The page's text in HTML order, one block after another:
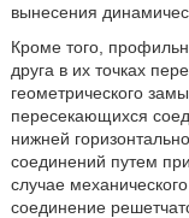
вынесения
Кроме того,
друга в их точках
геометрического
пересекающихся
нижней
соединений путем
случае
соединение